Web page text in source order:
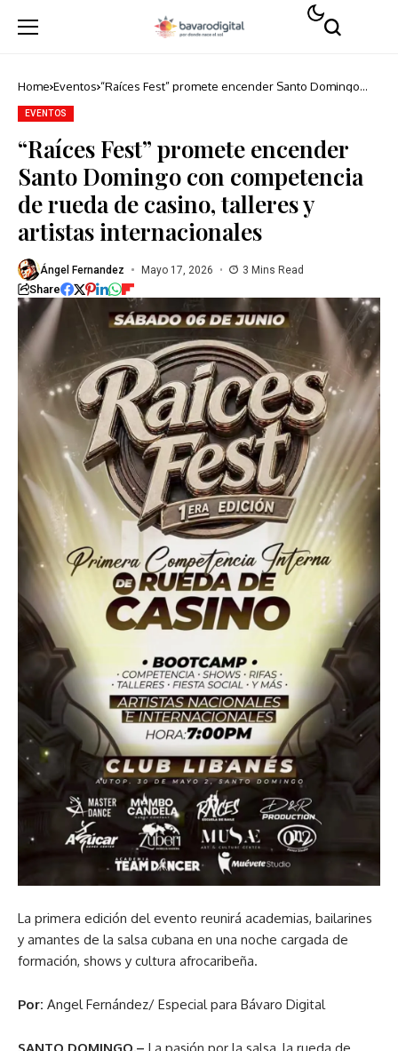
Home Eventos “Raíces Fest” promete encender Santo Domingo
EVENTOS
“Raíces Fest” promete encender
Santo Domingo con competencia
de rueda de casino, talleres y
artistas internacionales
Ángel Fernandez Mayo 17, 2026 3 Mins Read
Share
La primera edición del evento reunirá academias, bailarines
y amantes de la salsa cubana en una noche cargada de
formación, shows y cultura afrocaribeña.
Por: Angel Fernández/ Especial para Bávaro Digital